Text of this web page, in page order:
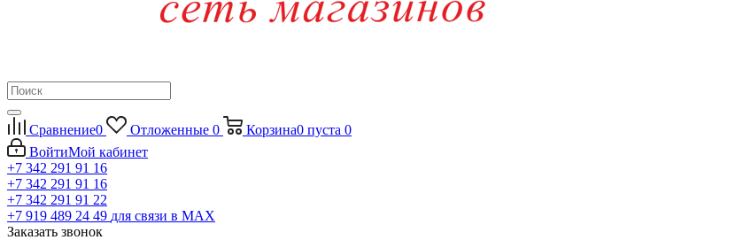
Сравнение0 Отложенные 0 Корзина0 пуста 0
ВойтиМой кабинет
+7 342 291 91 16
+7 342 291 91 16
+7 342 291 91 22
+7 919 489 24 49 для связи в МАХ
Заказать звонок